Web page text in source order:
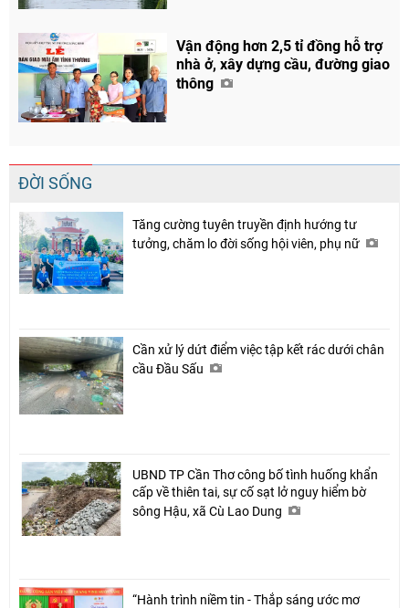
Vận động hơn 2,5 tỉ đồng hỗ trợ
nhà ở, xây dựng cầu, đường giao
thông
ĐỜI SỐNG
Tăng cường tuyên truyền định hướng tư
tưởng, chăm lo đời sống hội viên, phụ nữ
Cần xử lý dứt điểm việc tập kết rác dưới chân
cầu Đầu Sấu
UBND TP Cần Thơ công bố tình huống khẩn
cấp về thiên tai, sự cố sạt lở nguy hiểm bờ
sông Hậu, xã Cù Lao Dung
“Hành trình niềm tin - Thắp sáng ước mơ